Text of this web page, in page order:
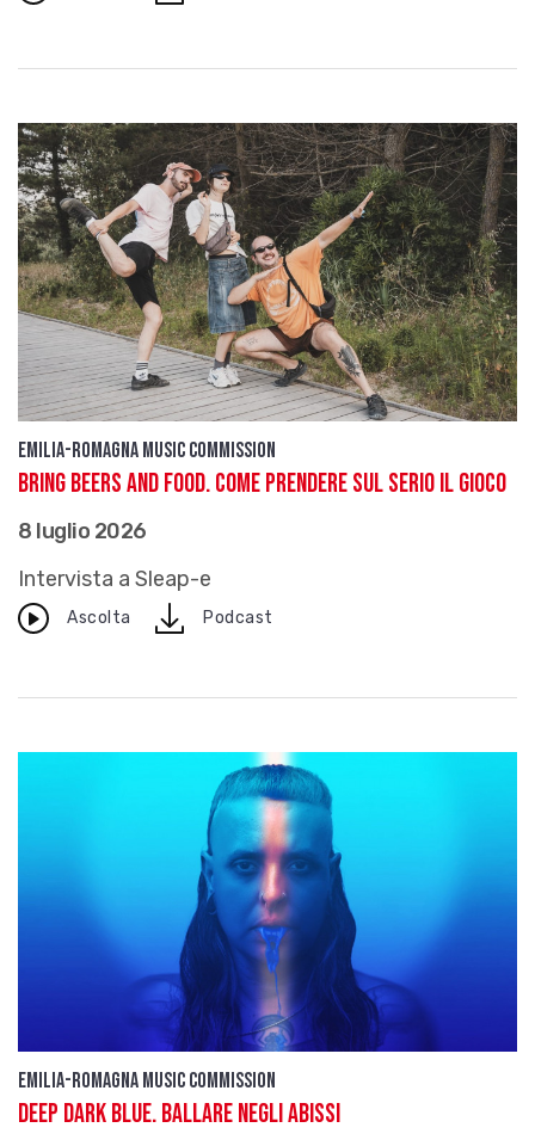
Emilia-Romagna Music Commission
Bring Beers and Food. Come prendere sul serio il gioco
8 luglio 2026
Intervista a Sleap-e
Ascolta downloadPodcast
Emilia-Romagna Music Commission
Deep Dark Blue. Ballare negli abissi